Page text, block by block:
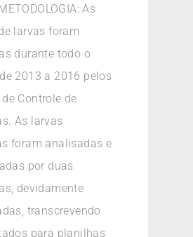
As
larvas foram
durante todo o
2013 a 2016 pelos
Controle de
As larvas
foram analisadas e
por duas
devidamente
transcrevendo
para planilhas